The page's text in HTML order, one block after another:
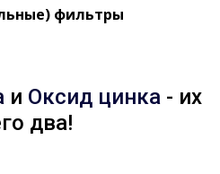
фильтры
и Оксид цинка - их
два!